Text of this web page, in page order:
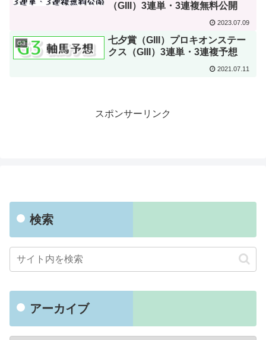
（GIII）3連単・3連複無料公開
2023.07.09
G3
七夕賞（GIII）プロキオンステー
クス（GIII）3連単・3連複予想
2021.07.11
スポンサーリンク
検索
アーカイブ